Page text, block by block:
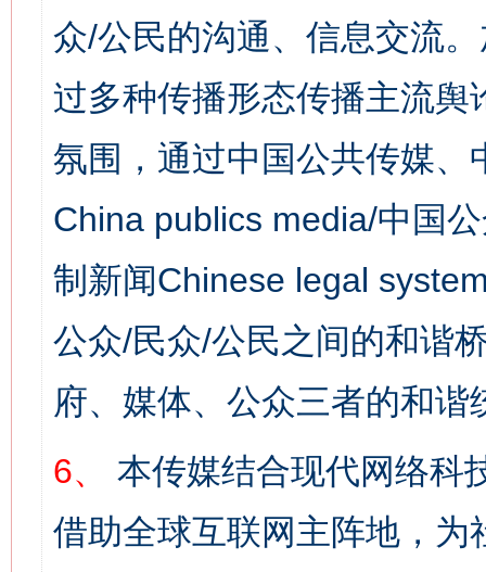
众/公民的沟通、信息交流
过多种传播形态传播主流
氛围，通过中国公共传媒
China publics media/中国
制新闻Chinese legal
公众/民众/公民之间的和谐
府、媒体、公众三者的和谐
6、
本传媒结合现代网络科
借助全球互联网主阵地，